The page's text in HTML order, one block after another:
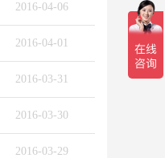
2016-04-06
2016-04-01
2016-03-31
2016-03-30
2016-03-29